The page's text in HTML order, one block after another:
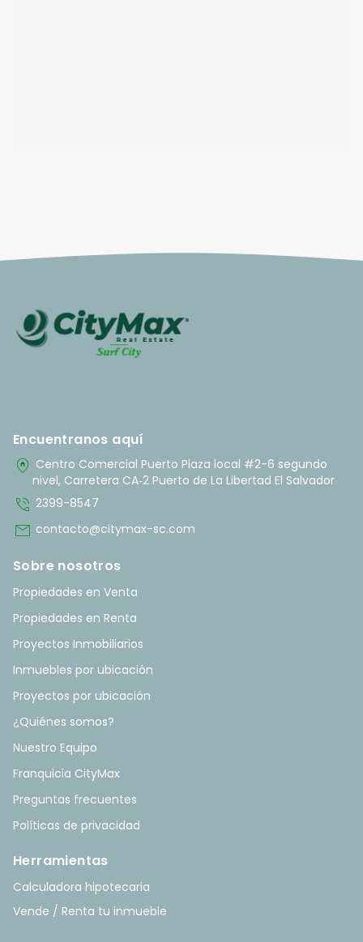
Encuentranos aquí
home_pin Centro Comercial Puerto Plaza local #2-6 segundo
nivel, Carretera CA‑2 Puerto de La Libertad El Salvador
phone_in_talk 2399-8547
mail contacto@citymax-sc.com
Sobre nosotros
Propiedades en Venta
Propiedades en Renta
Proyectos Inmobiliarios
Inmuebles por ubicación
Proyectos por ubicación
¿Quiénes somos?
Nuestro Equipo
Franquicia CityMax
Preguntas frecuentes
Políticas de privacidad
Herramientas
Calculadora hipotecaria
Vende / Renta tu inmueble